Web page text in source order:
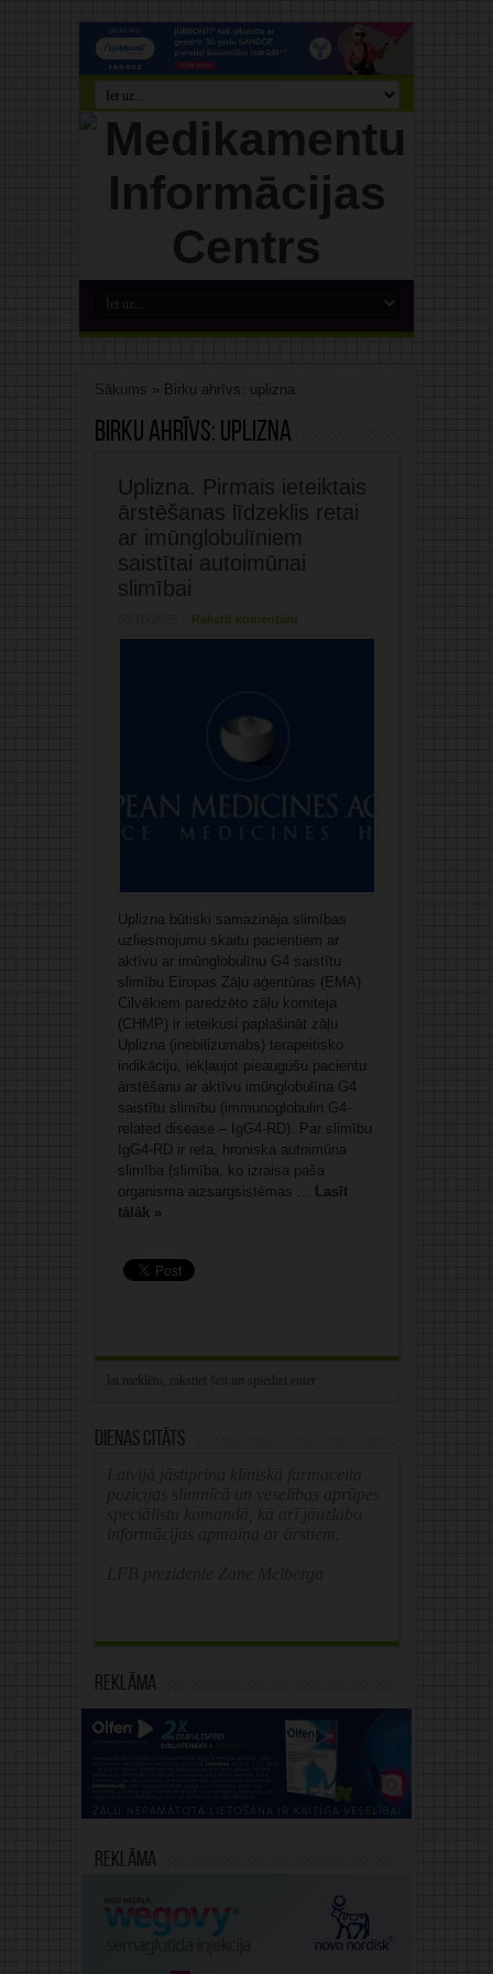
Sākums » Birku ahrīvs: uplizna
Birku ahrīvs: uplizna
Uplizna. Pirmais ieteiktais
ārstēšanas līdzeklis retai
ar imūnglobulīniem
saistītai autoimūnai
slimībai
Rakstīt komentāru
Uplizna būtiski samazināja slimības
uzliesmojumu skaitu pacientiem ar
aktīvu ar imūnglobulīnu G4 saistītu
slimību Eiropas Zāļu aģentūras (EMA)
Cilvēkiem paredzēto zāļu komiteja
(CHMP) ir ieteikusi paplašināt zāļu
Uplizna (inebilizumabs) terapeitisko
indikāciju, iekļaujot pieaugušu pacientu
ārstēšanu ar aktīvu imūnglobulīna G4
saistītu slimību (immunoglobulin G4-
related disease – IgG4-RD). Par slimību
IgG4-RD ir reta, hroniska autoimūna
slimība (slimība, ko izraisa paša
organisma aizsargsistēmas ... Lasīt
tālāk »
Dienas citāts
Reklāma
Reklāma